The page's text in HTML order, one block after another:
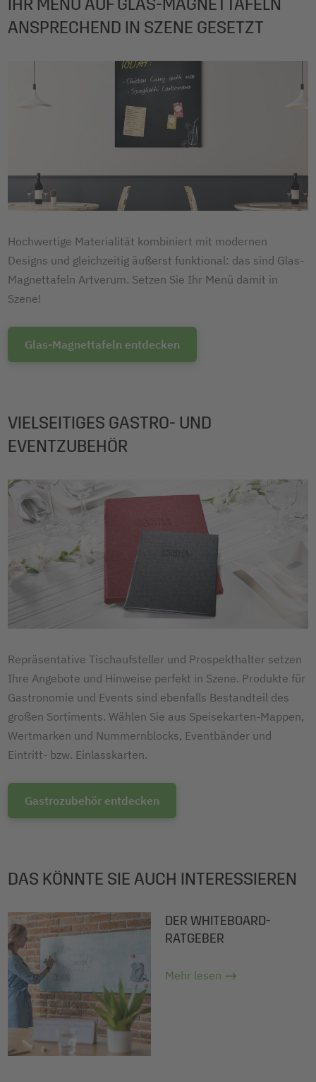
IHR MENÜ AUF GLAS-MAGNETTAFELN
ANSPRECHEND IN SZENE GESETZT
Hochwertige Materialität kombiniert mit modernen
Designs und gleichzeitig äußerst funktional: das sind Glas-
Magnettafeln Artverum. Setzen Sie Ihr Menü damit in
Szene!
Glas-Magnettafeln entdecken
VIELSEITIGES GASTRO- UND
EVENTZUBEHÖR
Repräsentative Tischaufsteller und Prospekthalter setzen
Ihre Angebote und Hinweise perfekt in Szene. Produkte für
Gastronomie und Events sind ebenfalls Bestandteil des
großen Sortiments. Wählen Sie aus Speisekarten-Mappen,
Wertmarken und Nummernblocks, Eventbänder und
Eintritt- bzw. Einlasskarten.
Gastrozubehör entdecken
DAS KÖNNTE SIE AUCH INTERESSIEREN
DER WHITEBOARD-
RATGEBER
Mehr lesen